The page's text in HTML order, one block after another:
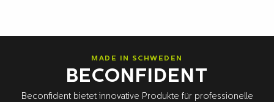
MADE IN SCHWEDEN
BECONFIDENT
Beconfident bietet innovative Produkte für professionelle